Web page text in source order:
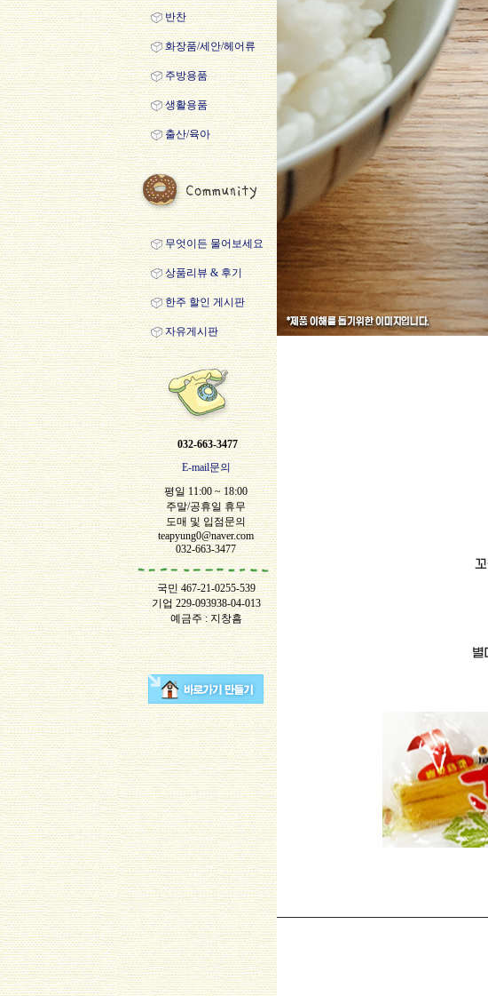
반찬
화장품/세안/헤어류
주방용품
생활용품
출산/육아
무엇이든 물어보세요
상품리뷰 & 후기
한주 할인 게시판
자유게시판
032-663-3477
E-mail문의
평일 11:00 ~ 18:00
주말/공휴일 휴무
도매 및 입점문의
teapyung0@naver.com
032-663-3477
국민 467-21-0255-539
기업 229-093938-04-013
예금주 : 지창흠